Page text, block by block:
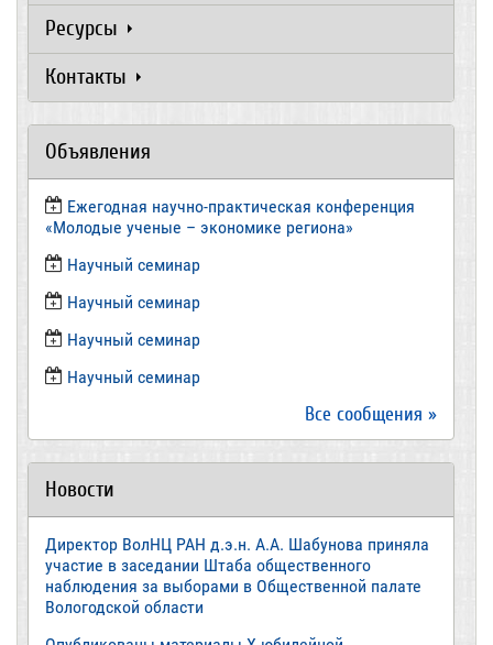
Ресурсы
Контакты
Объявления
Ежегодная научно-практическая конференция
«Молодые ученые – экономике региона»
​Научный семинар
​Научный семинар
Научный семинар
​Научный семинар
Все сообщения »
Новости
Директор ВолНЦ РАН д.э.н. А.А. Шабунова приняла
участие в заседании Штаба общественного
наблюдения за выборами в Общественной палате
Вологодской области